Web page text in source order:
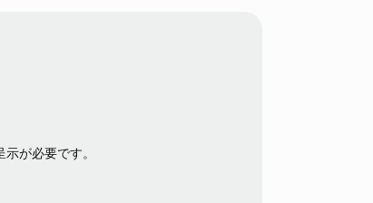
が必要です。